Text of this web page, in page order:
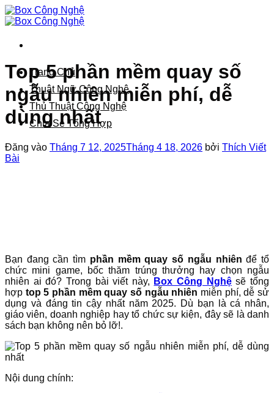
Bỏ
qua
dung
Trang Chủ
Thuật Ngữ Công Nghệ
Thủ Thuật Công Nghệ
Chia Sẻ Tổng Hợp
Top 5 phần mềm quay số
ngẫu nhiên miễn phí, dễ
dùng nhất
Đăng vào Tháng 7 12, 2025Tháng 4 18, 2026 bởi Thích Viết
Bài
Bạn đang cần tìm phần mềm quay số ngẫu nhiên để tổ
chức mini game, bốc thăm trúng thưởng hay chọn ngẫu
nhiên ai đó? Trong bài viết này, Box Công Nghệsẽ tổng
hợp top 5 phần mềm quay số ngẫu nhiên miễn phí, dễ sử
dụng và đáng tin cậy nhất năm 2025. Dù bạn là cá nhân,
giáo viên, doanh nghiệp hay tổ chức sự kiện, đây sẽ là danh
sách bạn không nên bỏ lỡ!.
Nội dung chính: